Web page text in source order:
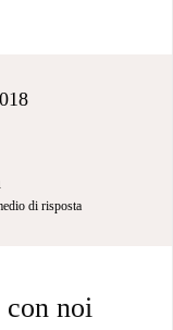
di risposta
noi